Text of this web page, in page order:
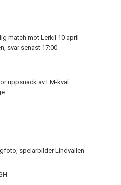
match mot Lerkil 10 april
svar senast 17:00
uppsnack av EM-kval
spelarbilder Lindvallen